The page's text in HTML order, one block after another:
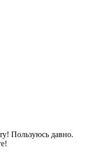
Пользуюсь давно.